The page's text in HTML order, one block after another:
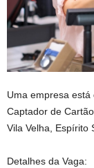
Uma empresa
Captador de
Vila Velha, Espírito
Detalhes da Vaga: